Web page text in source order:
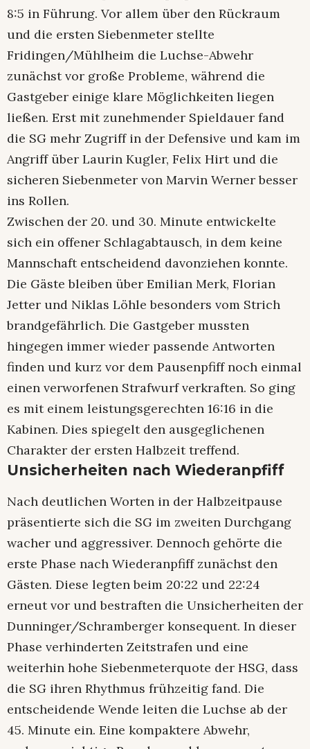
8:5 in Führung. Vor allem über den Rückraum
und die ersten Siebenmeter stellte
Fridingen/Mühlheim die Luchse-Abwehr
zunächst vor große Probleme, während die
Gastgeber einige klare Möglichkeiten liegen
ließen. Erst mit zunehmender Spieldauer fand
die SG mehr Zugriff in der Defensive und kam im
Angriff über Laurin Kugler, Felix Hirt und die
sicheren Siebenmeter von Marvin Werner besser
ins Rollen.
Zwischen der 20. und 30. Minute entwickelte
sich ein offener Schlagabtausch, in dem keine
Mannschaft entscheidend davonziehen konnte.
Die Gäste bleiben über Emilian Merk, Florian
Jetter und Niklas Löhle besonders vom Strich
brandgefährlich. Die Gastgeber mussten
hingegen immer wieder passende Antworten
finden und kurz vor dem Pausenpfiff noch einmal
einen verworfenen Strafwurf verkraften. So ging
es mit einem leistungsgerechten 16:16 in die
Kabinen. Dies spiegelt den ausgeglichenen
Charakter der ersten Halbzeit treffend.
Unsicherheiten nach Wiederanpfiff
Nach deutlichen Worten in der Halbzeitpause
präsentierte sich die SG im zweiten Durchgang
wacher und aggressiver. Dennoch gehörte die
erste Phase nach Wiederanpfiff zunächst den
Gästen. Diese legten beim 20:22 und 22:24
erneut vor und bestraften die Unsicherheiten der
Dunninger/Schramberger konsequent. In dieser
Phase verhinderten Zeitstrafen und eine
weiterhin hohe Siebenmeterquote der HSG, dass
die SG ihren Rhythmus frühzeitig fand. Die
entscheidende Wende leiten die Luchse ab der
45. Minute ein. Eine kompaktere Abwehr,